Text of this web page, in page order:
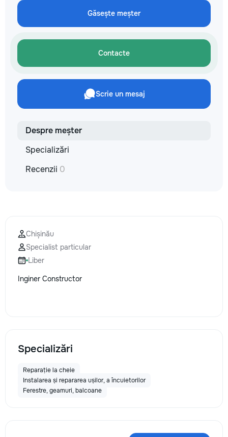
не включается? Не спешите
покупать новую! Спасем ваш
бюджет.
Găsește meșter
Contacte
Scrie un mesaj
Despre meșter
Specializări
Recenzii 0
Chișinău
Specialist particular
Liber
Inginer Constructor
Specializări
Reparație la cheie
Instalarea și repararea ușilor, a încuietorilor
Ferestre, geamuri, balcoane